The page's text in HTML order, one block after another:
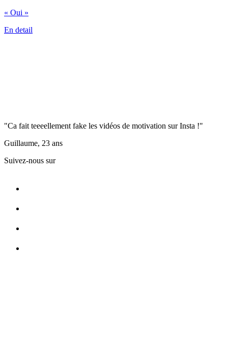
« Oui »
En detail
"Ca fait teeeellement fake les vidéos de motivation sur Insta !"
Guillaume, 23 ans
Suivez-nous sur